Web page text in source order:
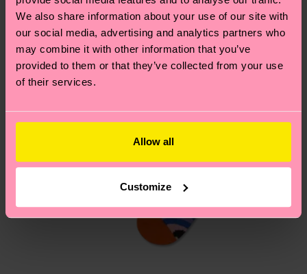
We also share information about your use of our site with
our social media, advertising and analytics partners who
may combine it with other information that you’ve
provided to them or that they’ve collected from your use
of their services.
Allow all
Customize